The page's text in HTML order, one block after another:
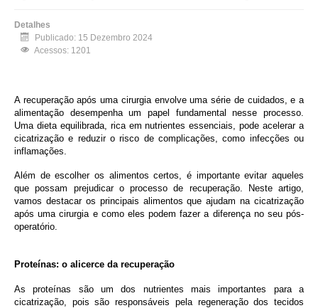
Detalhes
Publicado: 15 Dezembro 2024
Acessos: 1201
A recuperação após uma cirurgia envolve uma série de cuidados, e a
alimentação desempenha um papel fundamental nesse processo.
Uma dieta equilibrada, rica em nutrientes essenciais, pode acelerar a
cicatrização e reduzir o risco de complicações, como infecções ou
inflamações.
Além de escolher os alimentos certos, é importante evitar aqueles
que possam prejudicar o processo de recuperação. Neste artigo,
vamos destacar os principais alimentos que ajudam na cicatrização
após uma cirurgia e como eles podem fazer a diferença no seu pós-
operatório.
Proteínas: o alicerce da recuperação
As proteínas são um dos nutrientes mais importantes para a
cicatrização, pois são responsáveis pela regeneração dos tecidos